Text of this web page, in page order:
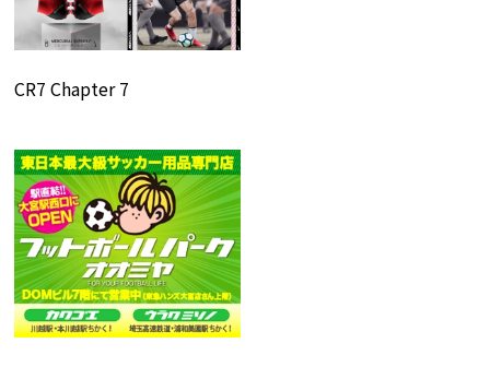
CR7 Chapter 7